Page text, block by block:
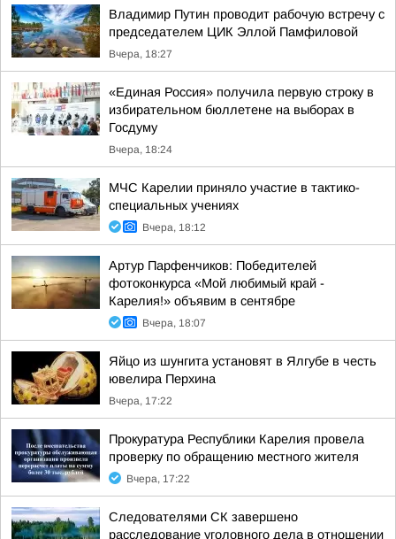
Владимир Путин проводит рабочую встречу с
председателем ЦИК Эллой Памфиловой
Вчера, 18:27
«Единая Россия» получила первую строку в
избирательном бюллетене на выборах в
Госдуму
Вчера, 18:24
МЧС Карелии приняло участие в тактико-
специальных учениях
Вчера, 18:12
Артур Парфенчиков: Победителей
фотоконкурса «Мой любимый край -
Карелия!» объявим в сентябре
Вчера, 18:07
Яйцо из шунгита установят в Ялгубе в честь
ювелира Перхина
Вчера, 17:22
Прокуратура Республики Карелия провела
проверку по обращению местного жителя
Вчера, 17:22
Следователями СК завершено
расследование уголовного дела в отношении